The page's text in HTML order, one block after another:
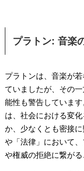
プラトン: 音楽
プラトンは、音楽が
ていましたが、その
能性も警告していま
は、社会における変
か、少なくとも密接
や「法律」において
や権威の拒絶に繋がる